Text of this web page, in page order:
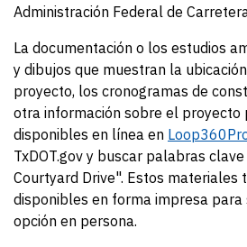
Administración Federal de
La documentación o los estudios
y dibujos que muestran la
proyecto, los cronogramas de
otra información sobre el proyecto
disponibles en línea en
TxDOT.gov y buscar palabras
Courtyard Drive". Estos materiales
disponibles en forma impresa para
opción en persona.